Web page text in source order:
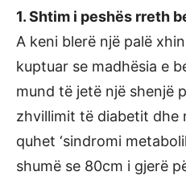
1. Shtim i peshës rreth
A keni blerë një palë
kuptuar se madhësia e
mund të jetë një shenjë
zhvillimit të diabetit dhe
quhet ‘sindromi
shumë se 80cm i gjerë